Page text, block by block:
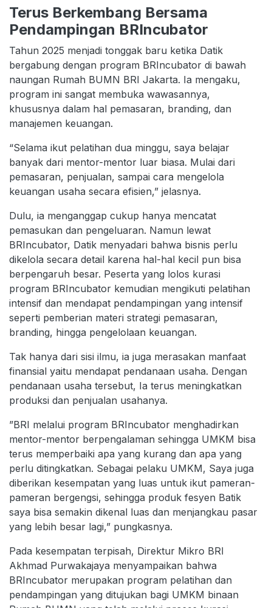
Terus Berkembang Bersama
Pendampingan BRIncubator
Tahun 2025 menjadi tonggak baru ketika Datik
bergabung dengan program BRIncubator di bawah
naungan Rumah BUMN BRI Jakarta. Ia mengaku,
program ini sangat membuka wawasannya,
khususnya dalam hal pemasaran, branding, dan
manajemen keuangan.
“Selama ikut pelatihan dua minggu, saya belajar
banyak dari mentor-mentor luar biasa. Mulai dari
pemasaran, penjualan, sampai cara mengelola
keuangan usaha secara efisien,” jelasnya.
Dulu, ia menganggap cukup hanya mencatat
pemasukan dan pengeluaran. Namun lewat
BRIncubator, Datik menyadari bahwa bisnis perlu
dikelola secara detail karena hal-hal kecil pun bisa
berpengaruh besar. Peserta yang lolos kurasi
program BRIncubator kemudian mengikuti pelatihan
intensif dan mendapat pendampingan yang intensif
seperti pemberian materi strategi pemasaran,
branding, hingga pengelolaan keuangan.
Tak hanya dari sisi ilmu, ia juga merasakan manfaat
finansial yaitu mendapat pendanaan usaha. Dengan
pendanaan usaha tersebut, Ia terus meningkatkan
produksi dan penjualan usahanya.
”BRI melalui program BRIncubator menghadirkan
mentor-mentor berpengalaman sehingga UMKM bisa
terus memperbaiki apa yang kurang dan apa yang
perlu ditingkatkan. Sebagai pelaku UMKM, Saya juga
diberikan kesempatan yang luas untuk ikut pameran-
pameran bergengsi, sehingga produk fesyen Batik
saya bisa semakin dikenal luas dan menjangkau pasar
yang lebih besar lagi,” pungkasnya.
Pada kesempatan terpisah, Direktur Mikro BRI
Akhmad Purwakajaya menyampaikan bahwa
BRIncubator merupakan program pelatihan dan
pendampingan yang ditujukan bagi UMKM binaan